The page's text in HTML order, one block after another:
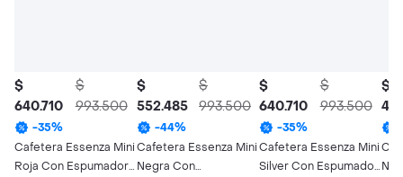
$
640.710
$
993.500
-35%
Cafetera Essenza Mini
Roja Con Espumador
$
552.485
$
993.500
-44%
Cafetera Essenza Mini
Negra Con
$
640.710
$
993.500
-35%
Cafetera Essenza Mini
Silver Con Espumador
$